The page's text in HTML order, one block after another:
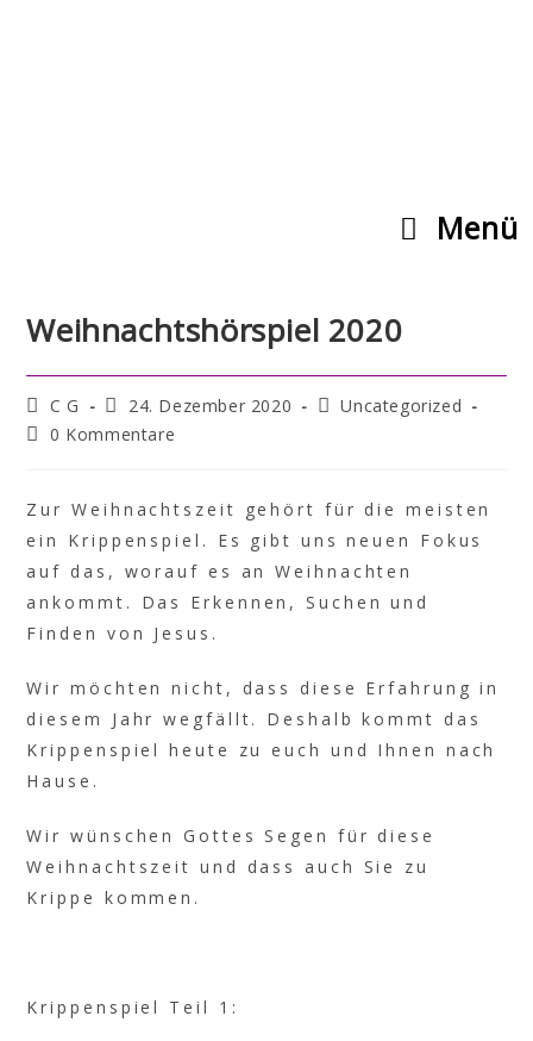
Menü
Weihnachtshörspiel 2020
C G 24. Dezember 2020
Uncategorized
0 Kommentare
Zur Weihnachtszeit gehört für die meisten
ein Krippenspiel. Es gibt uns neuen Fokus
auf das, worauf es an Weihnachten
ankommt. Das Erkennen, Suchen und
Finden von Jesus.
Wir möchten nicht, dass diese Erfahrung in
diesem Jahr wegfällt. Deshalb kommt das
Krippenspiel heute zu euch und Ihnen nach
Hause.
Wir wünschen Gottes Segen für diese
Weihnachtszeit und dass auch Sie zu
Krippe kommen.
Krippenspiel Teil 1: